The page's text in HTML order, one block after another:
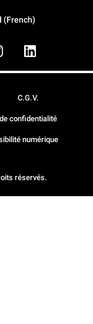
(French)
réservés.
C.G.V.
confidentialité
numérique